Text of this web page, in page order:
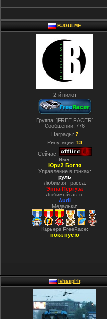
BUGULME
2-й пилот
Группа: ]FREE RACER[
Сообщений: 776
Награды: 7
Репутация: 13
Сейчас:
Имя:
Юрий Богля
Управление в гонках:
руль
Любимая трасса:
Энна-Пергуза
Любимый авто:
Audi
Медальки:
Карьера FreeRace:
пока пусто
lehaspirit